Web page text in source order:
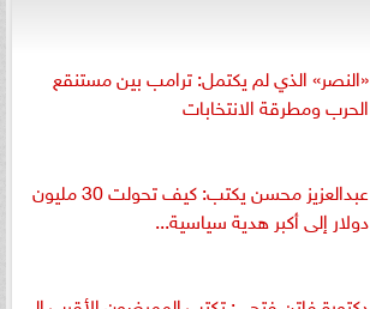
«النصر» الذي لم يكتمل: ترامب بين مستنقع
الحرب ومطرقة الانتخابات
عبدالعزيز محسن يكتب: كيف تحولت 30 مليون
دولار إلى أكبر هدية سياسية...